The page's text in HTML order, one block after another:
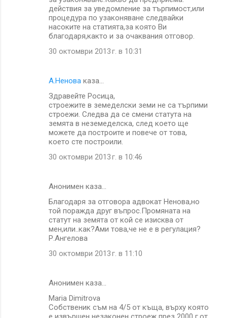
действия за уведомление за търпимост,или
процедура по узаконяване следвайки
насоките на статията,за която Ви
благодаря,както и за очаквания отговор.
30 октомври 2013 г. в 10:31
А.Ненова каза…
Здравейте Росица,
строежите в земеделски земи не са търпими
строежи. Следва да се смени статута на
земята в неземеделска, след което ще
можете да построите и повече от това,
което сте построили.
30 октомври 2013 г. в 10:46
Анонимен каза…
Благодаря за отговора адвокат Ненова,но
той поражда друг въпрос.Промяната на
статут на земята от кой се изисква от
мен,или..как?Ами това,че не е в регулация?
Р.Ангелова
30 октомври 2013 г. в 11:10
Анонимен каза…
Maria Dimitrova
Собственик съм на 4/5 от къща, върху която